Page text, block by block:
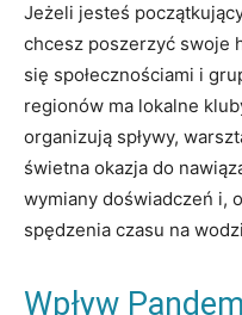
Jeżeli jesteś
chcesz poszerzyć swoje
się społecznościami i
regionów ma lokalne
organizują spływy,
świetna okazja do
wymiany doświadczeń i,
spędzenia czasu na
Wpływ